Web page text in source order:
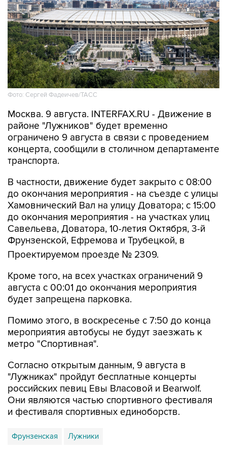
Фото: Сергей Фадеичев/ТАСС
Москва. 9 августа. INTERFAX.RU - Движение в
ограничено 9 августа в связи с проведением
концерта, сообщили в столичном департаменте
транспорта.
В частности, движение будет закрыто с 08:00
Хамовнический Вал на улицу Доватора; с 15:00
до окончания мероприятия - на участках улиц
Савельева, Доватора, 10-летия Октября, 3-й
Фрунзенской, Ефремова и Трубецкой, в
Проектируемом проезде № 2309.
Кроме того, на всех участках ограничений 9
будет запрещена парковка.
Помимо этого, в воскресенье с 7:50 до конца
метро "Спортивная".
Согласно открытым данным, 9 августа в
российских певиц Евы Власовой и Bearwolf.
Они являются частью спортивного фестиваля
и фестиваля спортивных единоборств.
Фрунзенская Лужники